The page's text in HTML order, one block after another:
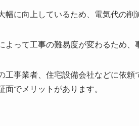
に向上しているため、電気代の削
って工事の難易度が変わるため、
工事業者、住宅設備会社などに依
でメリットがあります。